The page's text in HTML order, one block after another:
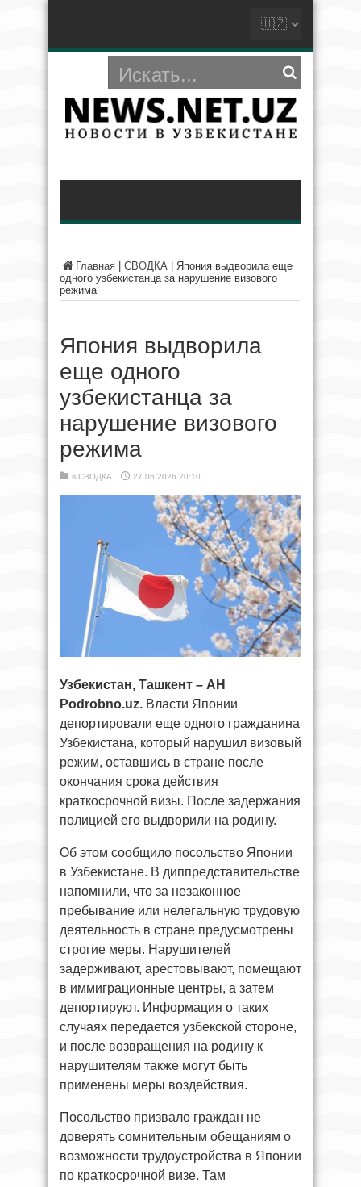
Главная СВОДКА
Япония выдворила еще
одного узбекистанца за нарушение визового
режима
Япония выдворила
еще одного
узбекистанца за
нарушение визового
режима
в СВОДКА 27.06.2026 20:10
Узбекистан, Ташкент – АН
Podrobno.uz. Власти Японии
депортировали еще одного гражданина
Узбекистана, который нарушил визовый
режим, оставшись в стране после
окончания срока действия
краткосрочной визы. После задержания
полицией его выдворили на родину.
Об этом сообщило посольство Японии
в Узбекистане. В диппредставительстве
напомнили, что за незаконное
пребывание или нелегальную трудовую
деятельность в стране предусмотрены
строгие меры. Нарушителей
задерживают, арестовывают, помещают
в иммиграционные центры, а затем
депортируют. Информация о таких
случаях передается узбекской стороне,
и после возвращения на родину к
нарушителям также могут быть
применены меры воздействия.
Посольство призвало граждан не
доверять сомнительным обещаниям о
возможности трудоустройства в Японии
по краткосрочной визе. Там